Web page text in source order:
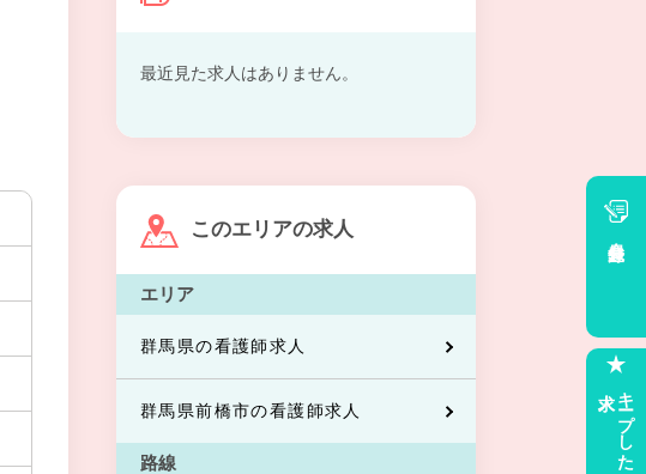
最近見た求人はありません。
このエリアの求人
エリア
群馬県の看護師求人
群馬県前橋市の看護師求人
路線 キープした